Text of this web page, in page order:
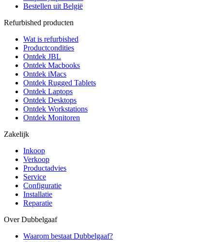
Bestellen uit België
Refurbished producten
Wat is refurbished
Productcondities
Ontdek JBL
Ontdek Macbooks
Ontdek iMacs
Ontdek Rugged Tablets
Ontdek Laptops
Ontdek Desktops
Ontdek Workstations
Ontdek Monitoren
Zakelijk
Inkoop
Verkoop
Productadvies
Service
Configuratie
Installatie
Reparatie
Over Dubbelgaaf
Waarom bestaat Dubbelgaaf?